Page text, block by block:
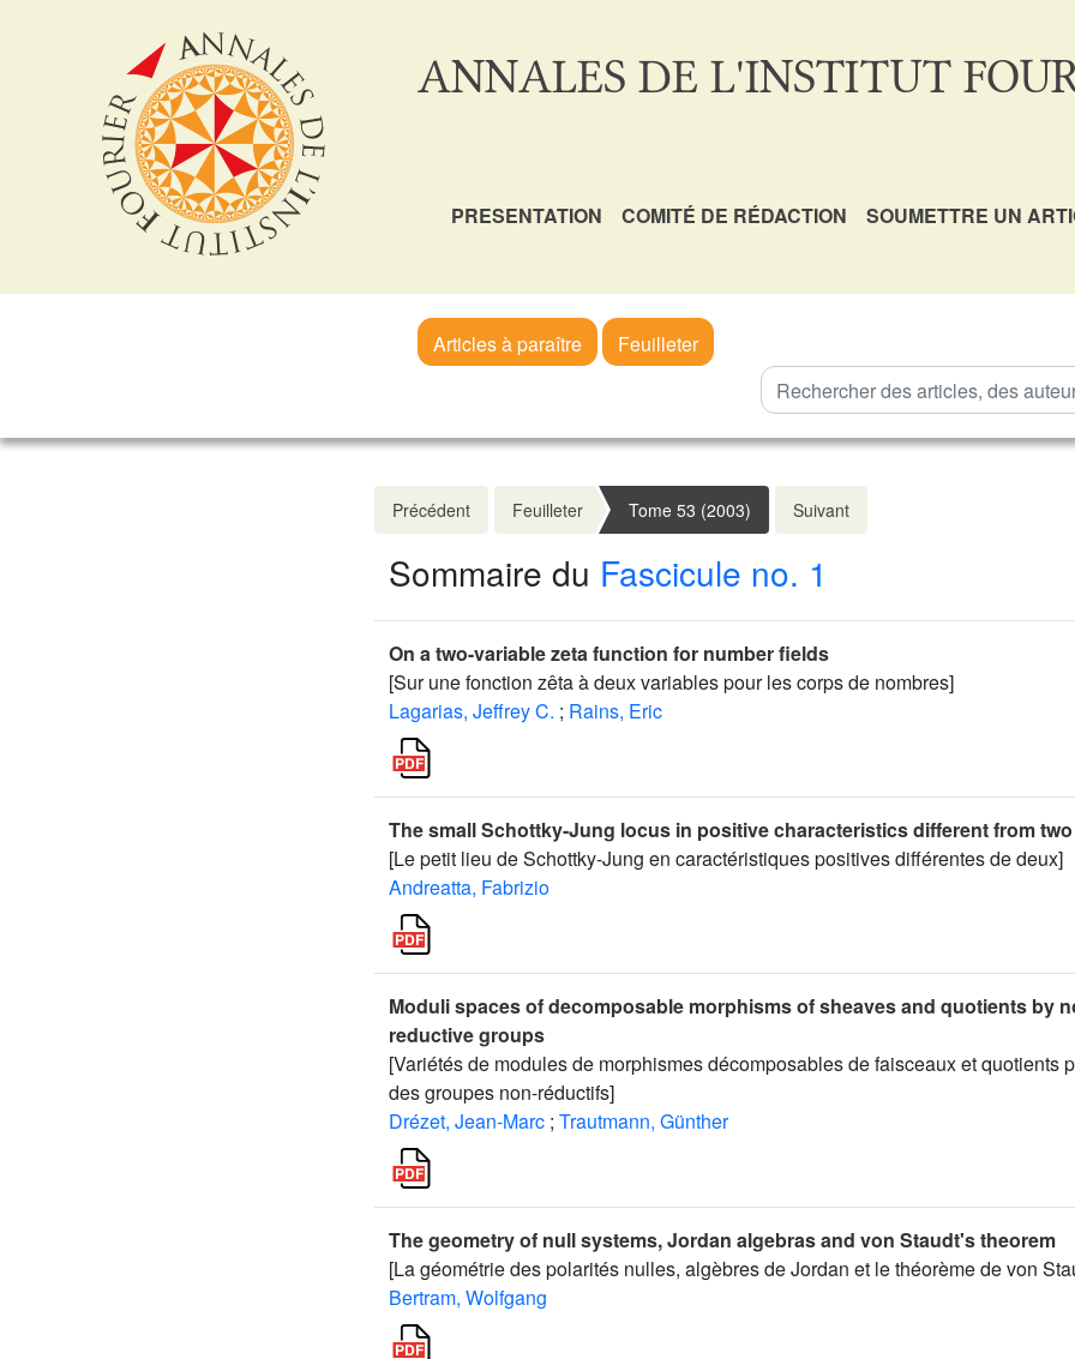
ANNALES DE L'INSTITUT
PRESENTATION COMITÉ DE RÉDACTION SOUMETTRE UN
Articles à paraître Feuilleter
Précédent Feuilleter Tome 53 (2003) Suivant
Sommaire du Fascicule no. 1
On a two-variable zeta function for number fields
[Sur une fonction zêta à deux variables pour les corps de nombres]
Lagarias, Jeffrey C. ; Rains, Eric
The small Schottky-Jung locus in positive characteristics different from two
[Le petit lieu de Schottky-Jung en caractéristiques positives différentes de deux]
Andreatta, Fabrizio
Moduli spaces of decomposable morphisms of sheaves and quotients by
reductive groups
[Variétés de modules de morphismes décomposables de faisceaux et quotients
des groupes non-réductifs]
Drézet, Jean-Marc ; Trautmann, Günther
The geometry of null systems, Jordan algebras and von Staudt's theorem
[La géométrie des polarités nulles, algèbres de Jordan et le théorème de von
Bertram, Wolfgang